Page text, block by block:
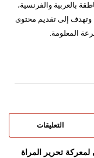
بالعربية والفرنسية،
وتهدف إلى تقديم محتوى
المعلومة.
التعليقات
تحرير المراة